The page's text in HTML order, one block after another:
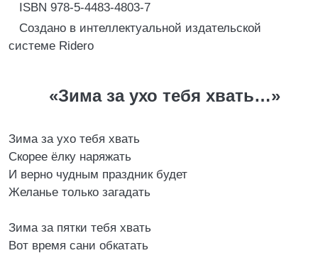
ISBN 978-5-4483-4803-7
Создано в интеллектуальной издательской
системе Ridero
«Зима за ухо тебя хвать…»
Зима за ухо тебя хвать
Скорее ёлку наряжать
И верно чудным праздник будет
Желанье только загадать
Зима за пятки тебя хвать
Вот время сани обкатать